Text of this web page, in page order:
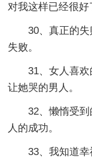
对我这样已经很好
30、真正的失
失败。
31、女人喜欢
让她哭的男人。
32、懒惰受到
人的成功。
33、我知道幸